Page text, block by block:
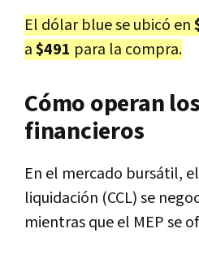
El dólar blue se ubicó en
a$491 para la compra.
Cómo operan
financieros
En el mercado bursátil,
liquidación (CCL) se
mientras que el MEP se